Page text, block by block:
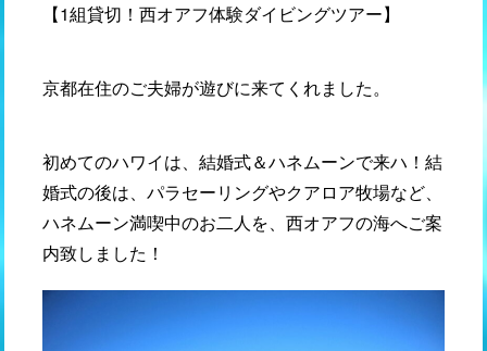
【1組貸切！西オアフ体験ダイビングツアー】
京都在住のご夫婦が遊びに来てくれました。
初めてのハワイは、結婚式＆ハネムーンで来ハ！結
婚式の後は、パラセーリングやクアロア牧場など、
ハネムーン満喫中のお二人を、西オアフの海へご案
内致しました！